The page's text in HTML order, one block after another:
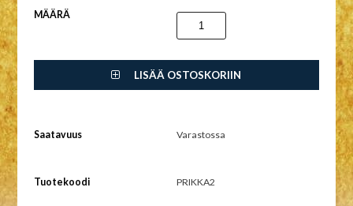
MÄÄRÄ
LISÄÄ OSTOSKORIIN
Saatavuus Varastossa
Tuotekoodi PRIKKA2